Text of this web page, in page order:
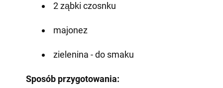
2 ząbki czosnku
majonez
zielenina - do smaku
Sposób przygotowania: